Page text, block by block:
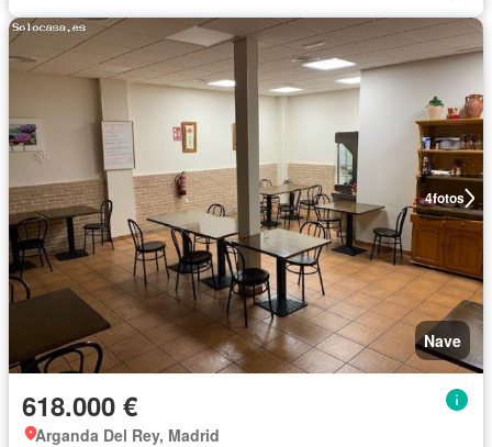
4fotos
Nave
618.000 €
Arganda Del Rey, Madrid